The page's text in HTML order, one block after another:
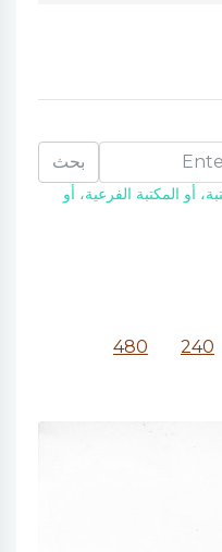
بحث
أو المكتبة الفرعية، أو
240
480